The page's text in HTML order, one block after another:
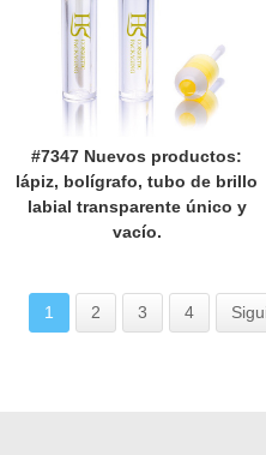
#7347 Nuevos productos:
lápiz, bolígrafo, tubo de brillo
labial transparente único y
vacío.
1 2 3 4